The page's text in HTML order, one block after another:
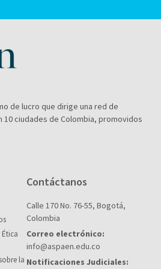
de lucro que dirige una red de
ciudades de Colombia, promovidos
la
Contáctanos
Calle 170 No. 76-55, Bogotá,
Colombia
Correo electrónico:
info@aspaen.edu.co
Notificaciones Judiciales: